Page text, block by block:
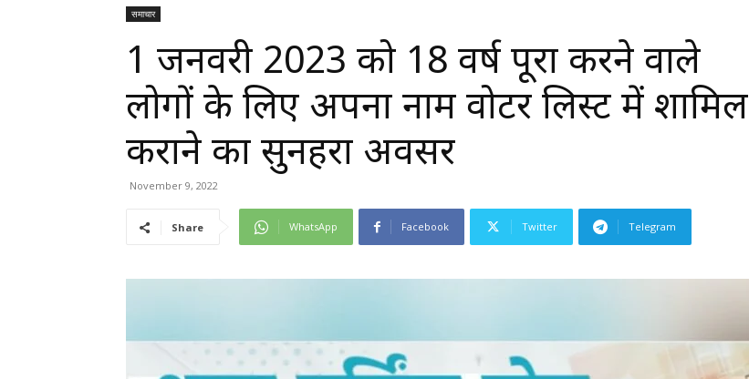
•
समाचार
1 जनवरी 2023 को 18 वर्ष पूरा करने वाले
लोगों के लिए अपना नाम वोटर लिस्ट में शामिल
कराने का सुनहरा अवसर
November 9, 2022
Share WhatsApp Facebook Twitter Telegram